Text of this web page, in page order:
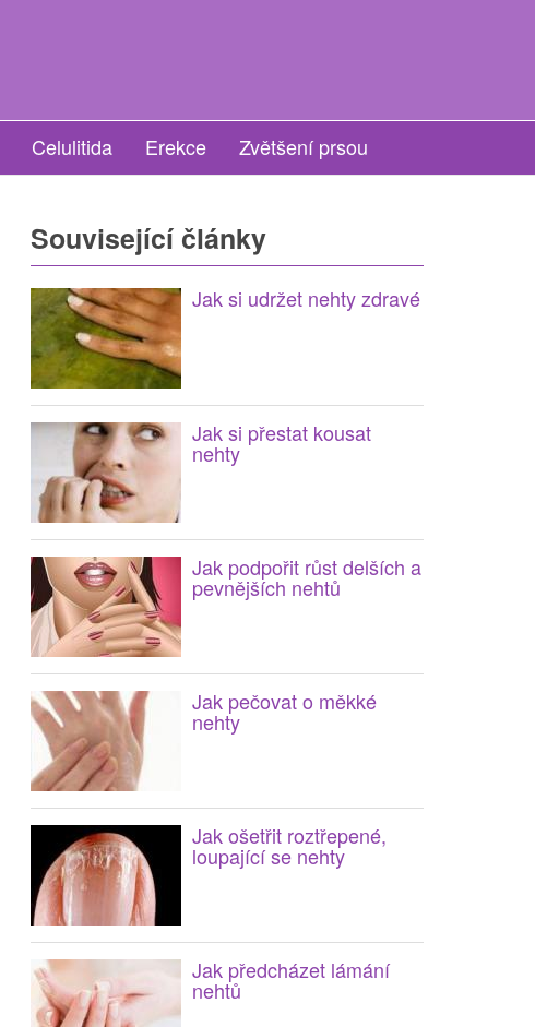
Celulitida Erekce Zvětšení prsou
Související články
Jak si udržet nehty zdravé
Jak si přestat kousat
nehty
Jak podpořit růst delších a
pevnějších nehtů
Jak pečovat o měkké
nehty
Jak ošetřit roztřepené,
loupající se nehty
Jak předcházet lámání
nehtů